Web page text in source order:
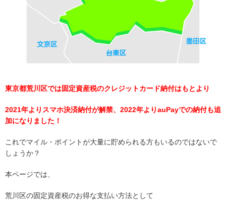
東京都荒川区では固定資産税のクレジットカード納付はもとより
2021年よりスマホ決済納付が解禁、2022年よりauPayでの納付も追
加になりました！
これでマイル・ポイントが大量に貯められる方もいるのではないで
しょうか？
本ページでは、
荒川区の固定資産税のお得な支払い方法として